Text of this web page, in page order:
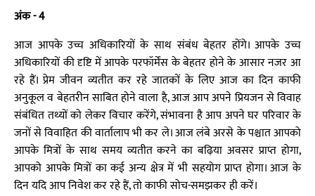
अंक - 4
आज आपके उच्च अधिकारियों के साथ संबंध बेहतर होंगे। आपके उच्च
अधिकारियों की दृष्टि में आपके परफॉर्मेंस के बेहतर होने के आसार नजर आ
रहे हैं। प्रेम जीवन व्यतीत कर रहे जातकों के लिए आज का दिन काफी
अनुकूल व बेहतरीन साबित होने वाला है, आज आप अपने प्रियजन से विवाह
संबंधित तथ्यों को लेकर विचार करेंगे, संभावना है आप अपने घर परिवार के
जनों से विवाहित की वार्तालाप भी कर ले। आज लंबे अरसे के पश्चात आपको
आपके मित्रों के साथ समय व्यतीत करने का बढ़िया अवसर प्राप्त होगा,
आपको आपके मित्रों का कई अन्य क्षेत्र में भी सहयोग प्राप्त होगा। आज के
दिन यदि आप निवेश कर रहे हैं, तो काफी सोच-समझकर ही करें।